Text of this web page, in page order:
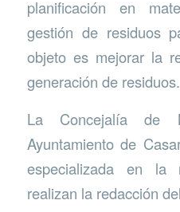
planificación en
gestión de residuos
objeto es mejorar la
generación de residuos.
La Concejalía de
Ayuntamiento de
especializada en la
realizan la redacción